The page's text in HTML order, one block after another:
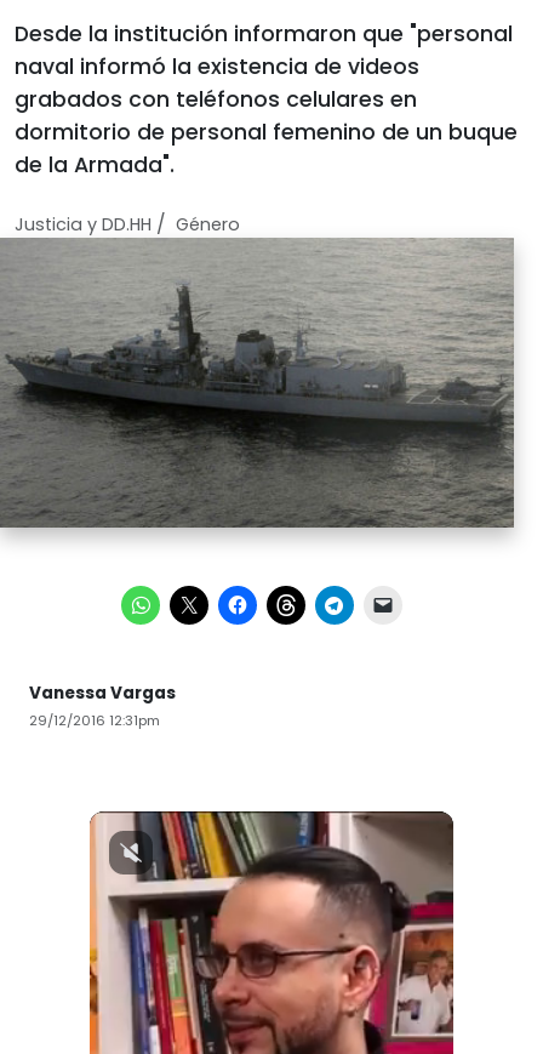
Desde la institución informaron que "personal
naval informó la existencia de videos
grabados con teléfonos celulares en
dormitorio de personal femenino de un buque
de la Armada".
Justicia y DD.HH / Género
Vanessa Vargas
29/12/2016 12:31pm